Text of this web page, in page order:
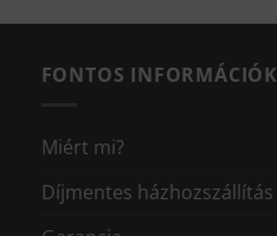
FONTOS INFORMÁCIÓK
Miért mi?
Díjmentes házhozszállítás